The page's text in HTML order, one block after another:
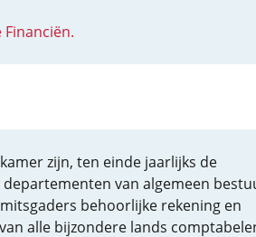
zijn, ten einde jaarlijks de
van algemeen
behoorlijke rekening en
alle bijzondere lands